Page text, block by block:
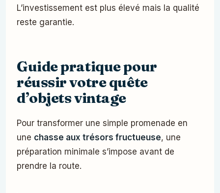
L’investissement est plus élevé mais la qualité
reste garantie.
Guide pratique pour
réussir votre quête
d’objets vintage
Pour transformer une simple promenade en
une chasse aux trésors fructueuse, une
préparation minimale s’impose avant de
prendre la route.